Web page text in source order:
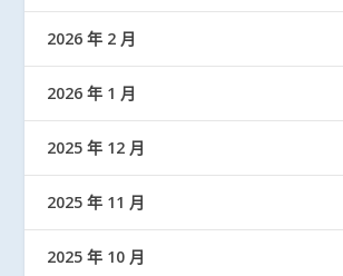
2026 年 2 月
2026 年 1 月
2025 年 12 月
2025 年 11 月
2025 年 10 月